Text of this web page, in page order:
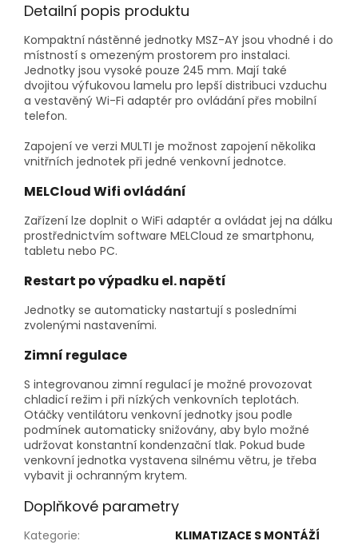
Detailní popis produktu
Kompaktní nástěnné jednotky MSZ-AY jsou vhodné i do
místností s omezeným prostorem pro instalaci.
Jednotky jsou vysoké pouze 245 mm. Mají také
dvojitou výfukovou lamelu pro lepší distribuci vzduchu
a vestavěný Wi-Fi adaptér pro ovládání přes mobilní
telefon.
Zapojení ve verzi MULTI je možnost zapojení několika
vnitřních jednotek při jedné venkovní jednotce.
MELCloud Wifi ovládání
Zařízení lze doplnit o WiFi adaptér a ovládat jej na dálku
prostřednictvím software MELCloud ze smartphonu,
tabletu nebo PC.
Restart po výpadku el. napětí
Jednotky se automaticky nastartují s posledními
zvolenými nastaveními.
Zimní regulace
S integrovanou zimní regulací je možné provozovat
chladicí režim i při nízkých venkovních teplotách.
Otáčky ventilátoru venkovní jednotky jsou podle
podmínek automaticky snižovány, aby bylo možné
udržovat konstantní kondenzační tlak. Pokud bude
venkovní jednotka vystavena silnému větru, je třeba
vybavit ji ochranným krytem.
Doplňkové parametry
Kategorie:
KLIMATIZACE S MONTÁŽÍ